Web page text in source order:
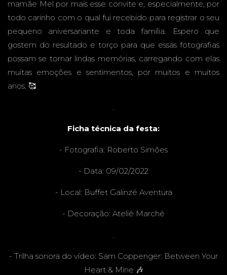
URA -
CAMPO
GRAND
E - MS -
mamãe Mel por mais esse convite e, especialmente, por
todo carinho com o qual fui recebido para registrar o seu
pequeno aniversariante e toda família. Espero que
gostem do resultado e torço para que essas fotografias
possam se tornar lindas memórias, carregando com elas
muitas emoções e sentimentos, por muitos e muitos
anos. 🥰
.
Ficha técnica da festa:
- Fotografia: Roberto Simões
- Data: 09/02/2022
- Local: Buffet Galinzé Aventura
- Decoração: Ateliê Marchê
.
- Trilha sonora do vídeo: Sam Coppenger: Between Your
Heart & Mine 🎶